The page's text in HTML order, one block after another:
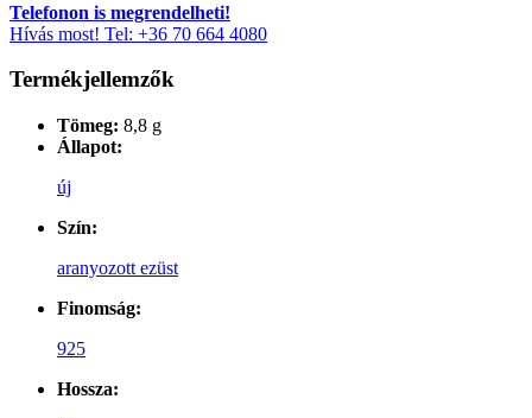
Telefonon is megrendelheti!
Hívás most! Tel: +36 70 664 4080
Termékjellemzők
Tömeg: 8,8 g
Állapot:
új
Szín:
aranyozott ezüst
Finomság:
925
Hossza: